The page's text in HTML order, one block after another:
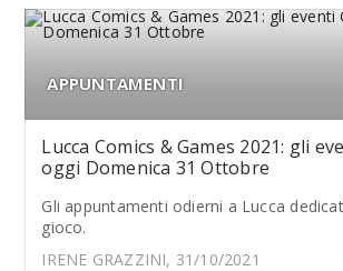
APPUNTAMENTI
Lucca Comics & Games 2021: gli
oggi Domenica 31 Ottobre
Gli appuntamenti odierni a Lucca
gioco.
IRENE GRAZZINI, 31/10/2021